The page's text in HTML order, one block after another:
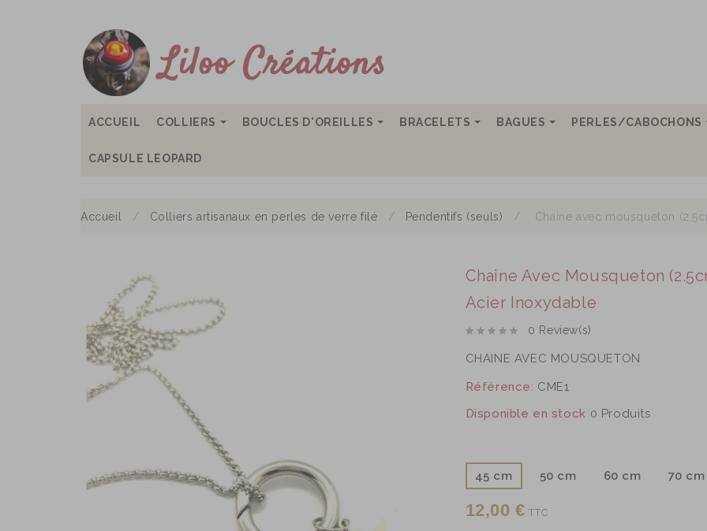
ACCUEIL COLLIERS BOUCLES D'OREILLES BRACELETS BAGUES PERLES/CABOCHONS
CAPSULE LEOPARD
Accueil Colliers artisanaux en perles de verre filé Pendentifs (seuls) Chaine avec mousqueton
Chaine Avec Mousqueton
Acier Inoxydable
0 Review(s)
CHAINE AVEC MOUSQUETON
Référence: CME1
Disponible en stock 0 Produits
45 cm
50 cm 60 cm 70 cm
12,00 € TTC